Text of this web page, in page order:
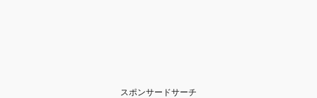
スポンサードサーチ